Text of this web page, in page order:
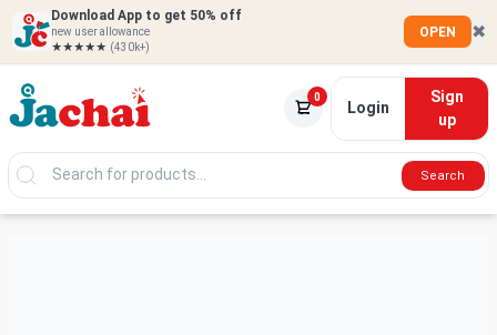
Download App to get 50% off
new user allowance
★★★★★ (430k+)
OPEN ✖
0
Login
Sign
up
Search